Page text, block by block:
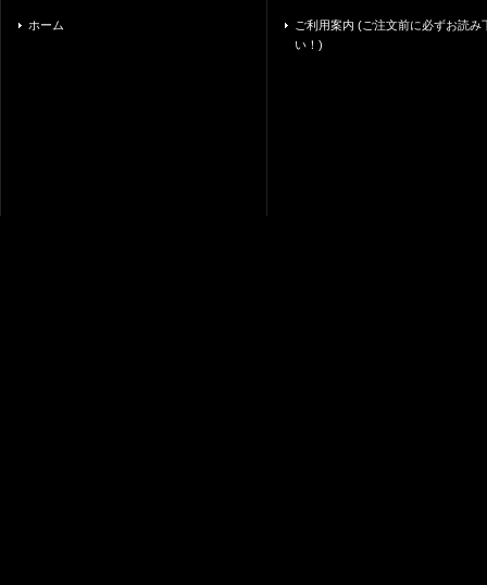
ホーム
ご利用案内 (ご注文前に必ずお読み
い！)